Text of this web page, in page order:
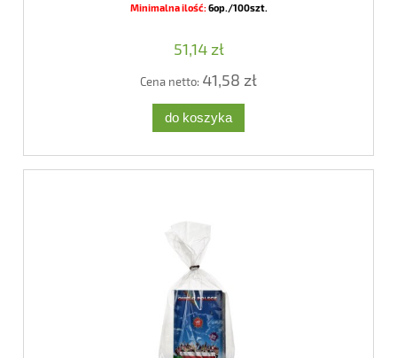
Minimalna ilość:6op./100szt.
51,14 zł
Cena netto: 41,58 zł
do koszyka